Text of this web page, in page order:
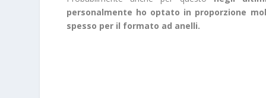
personalmente ho optato in proporzione
spesso per il formato ad anelli.